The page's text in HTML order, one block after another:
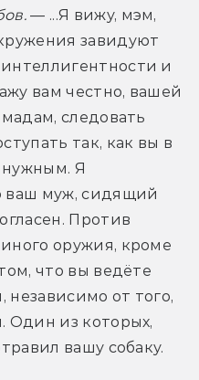
— ...Я вижу, мэм,
завидуют
и
вам честно, вашей
следовать
так, как вы в
нужным. Я
ваш муж, сидящий
Против
оружия, кроме
что вы ведёте
от того,
Один из которых,
вашу собаку.